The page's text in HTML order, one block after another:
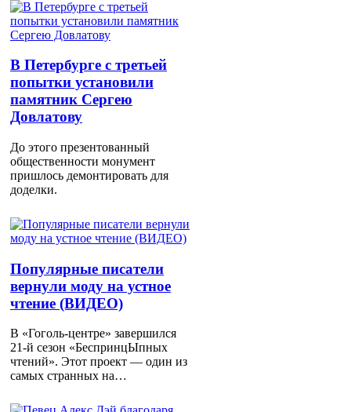
В Петербурге с третьей
попытки установили
памятник Сергею
Довлатову
До этого презентованный
общественности монумент
пришлось демонтировать для
доделки.
Популярные писатели
вернули моду на устное
чтение (ВИДЕО)
В «Гоголь-центре» завершился
21-й сезон «БеспринцЫпных
чтений». Этот проект — один из
самых странных на…